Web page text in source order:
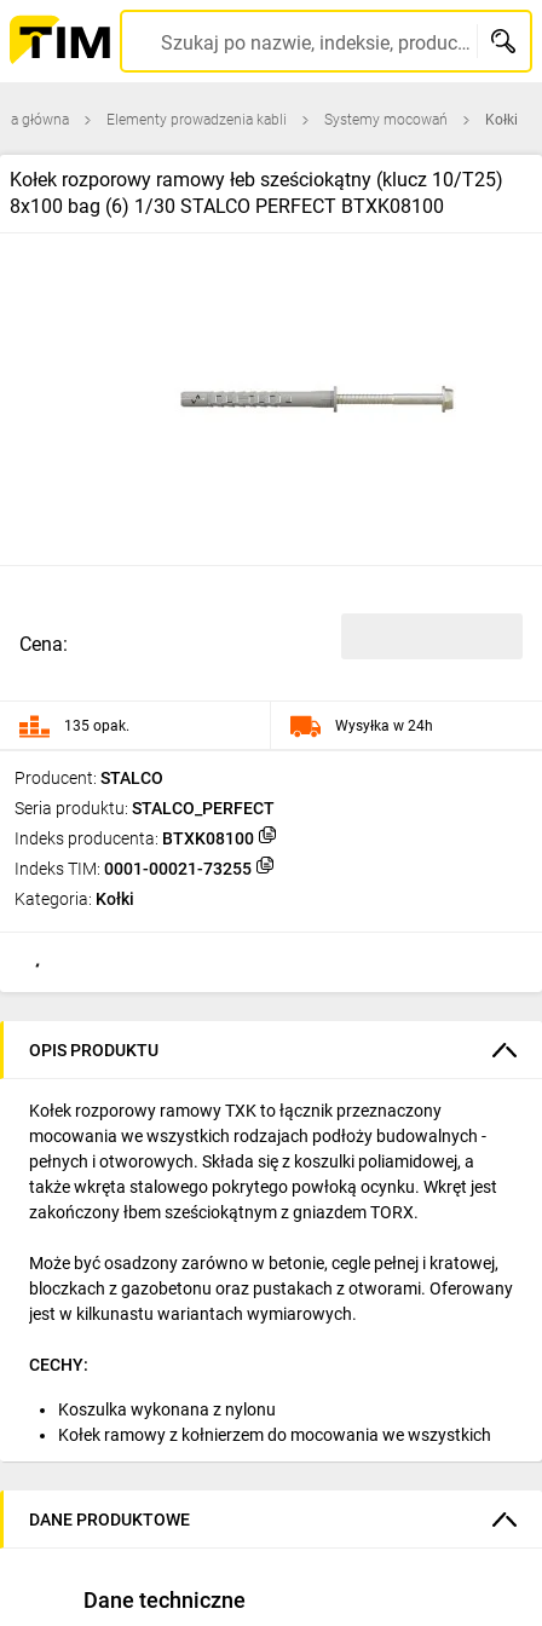
Szukaj po nazwie, indeksie, producencie, kodzie kreskowym...
główna Elementy prowadzenia kabli Systemy mocowań Kołki
Kołek rozporowy ramowy łeb sześciokątny (klucz 10/T25)
8x100 bag (6) 1/30 STALCO PERFECT BTXK08100
Producent: STALCO
Seria produktu: STALCO_PERFECT
Indeks producenta: BTXK08100
Indeks TIM: 0001-00021-73255
Kategoria: Kołki
Cena:
135 opak. Wysyłka w 24h
OPIS PRODUKTU
Kołek rozporowy ramowy TXK to łącznik przeznaczony
mocowania we wszystkich rodzajach podłoży budowalnych -
pełnych i otworowych. Składa się z koszulki poliamidowej, a
także wkręta stalowego pokrytego powłoką ocynku. Wkręt jest
zakończony łbem sześciokątnym z gniazdem TORX.
Może być osadzony zarówno w betonie, cegle pełnej i kratowej,
bloczkach z gazobetonu oraz pustakach z otworami. Oferowany
jest w kilkunastu wariantach wymiarowych.
CECHY:
Koszulka wykonana z nylonu
Kołek ramowy z kołnierzem do mocowania we wszystkich
kategoriach podłoży wg ETAG 020 (A, B, C, D)
Łeb wkręta sześciokątny z gniazdem TORX.
DANE PRODUKTOWE
Dane techniczne